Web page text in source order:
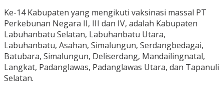
Ke-14 Kabupaten yang mengikuti vaksinasi massal PT
Perkebunan Negara II, III dan IV, adalah Kabupaten
Labuhanbatu Selatan, Labuhanbatu Utara,
Labuhanbatu, Asahan, Simalungun, Serdangbedagai,
Batubara, Simalungun, Deliserdang, Mandailingnatal,
Langkat, Padanglawas, Padanglawas Utara, dan Tapanuli
Selatan.